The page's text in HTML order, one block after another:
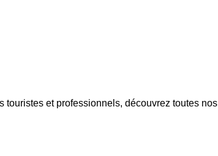
touristes et professionnels, découvrez toutes nos